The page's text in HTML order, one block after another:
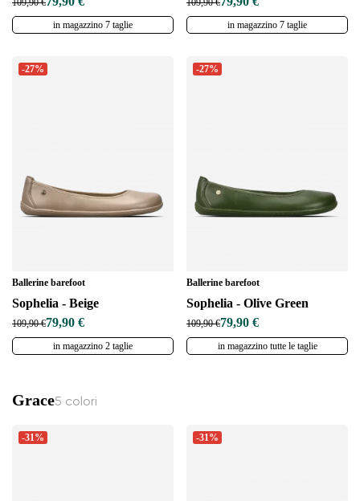
109,90 €
in magazzino 7 taglie
109,90 €
in magazzino 7 taglie
-27%
Ballerine barefoot
Sophelia - Beige
109,90 €79,90 €
in magazzino 2 taglie
-27%
Ballerine barefoot
Sophelia - Olive Green
109,90 €79,90 €
in magazzino tutte le taglie
Grace5 colori
-31% -31%